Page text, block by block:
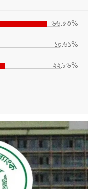
৬৬.৫৩%
১০.৬১%
২২.৮৬%